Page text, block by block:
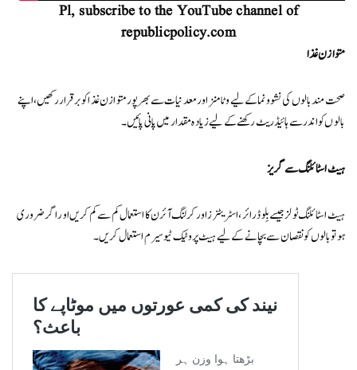
Pl, subscribe to the YouTube channel of
republicpolicy.com
متوازن غذا
صحت مند بالوں کی نشوونما کے لیے وٹامنز اور معدنیات سے بھرپور متوازن غذا کو برقرار رکھیں، اپنے
بالوں کو اندر سے ہائیڈریٹ رکھنے کے لیے زیادہ مقدار میں پانی پائیں۔
ہیٹ اسٹائلنگ سے گریز
ہیٹ اسٹائلنگ ٹولز جیسے بِلو ڈرائر، اسٹریٹنرز اور کرلنگ آئرن کا استعمال کم سے کم کریں اور اگر ضروری
ہو تو بالوں کو نقصان سے بچانے کے لیے ہیٹ پروٹیک ٹیو سیرم استعمال کریں۔